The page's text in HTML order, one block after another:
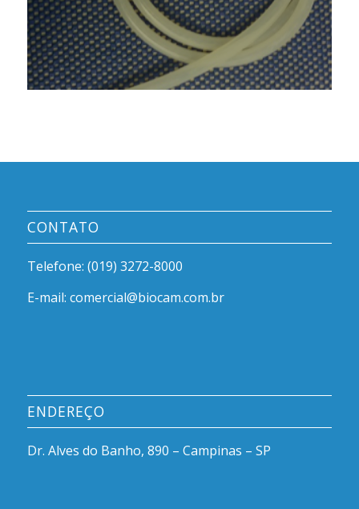
CONTATO
Telefone: (019) 3272-8000
E-mail: comercial@biocam.com.br
ENDEREÇO
Dr. Alves do Banho, 890 – Campinas – SP